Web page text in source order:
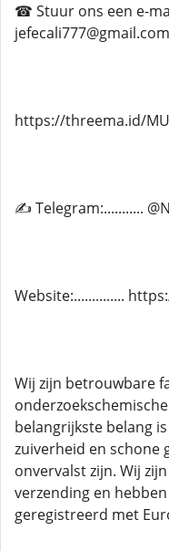
☎ Stuur ons een e-
jefecali777@gmail.com
https://threema.id/
✍ Telegram:...........
Website:..............
Wij zijn betrouwbare
belangrijkste belang
zuiverheid en schone
onvervalst zijn. Wij
verzending en
geregistreerd met